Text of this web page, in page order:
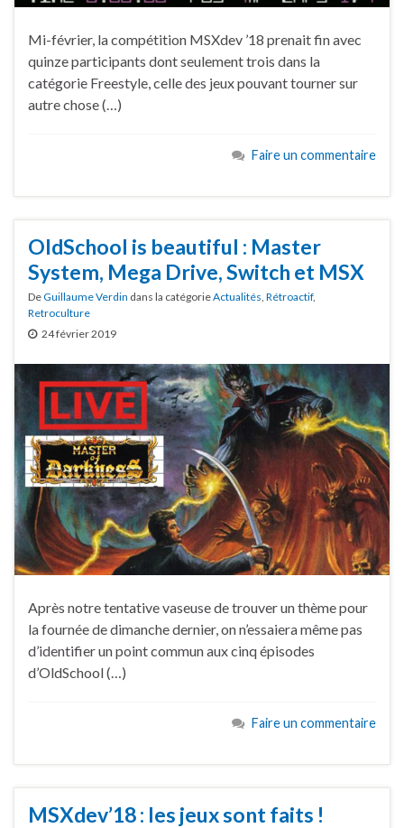
Mi-février, la compétition MSXdev ’18 prenait fin avec
quinze participants dont seulement trois dans la
catégorie Freestyle, celle des jeux pouvant tourner sur
autre chose (…)
Faire un commentaire
OldSchool is beautiful : Master
System, Mega Drive, Switch et MSX
DeGuillaume Verdin dans la catégorieActualités Rétroactif,
Retroculture
24 février 2019
Après notre tentative vaseuse de trouver un thème pour
la fournée de dimanche dernier, on n’essaiera même pas
d’identifier un point commun aux cinq épisodes
d’OldSchool (…)
Faire un commentaire
MSXdev’18 : les jeux sont faits !